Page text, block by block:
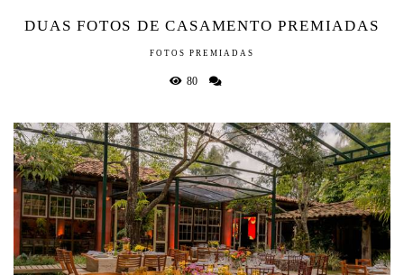
DUAS FOTOS DE CASAMENTO PREMIADAS
FOTOS PREMIADAS
80